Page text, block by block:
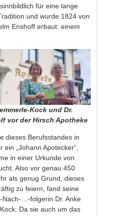
für eine lange
und wurde 1824 von
Enshoff erbaut: einem
Kock und Dr.
vor der Hirsch Apotheke
dieses Berufsstandes in
ein „Johann Apotecker“,
in einer Urkunde von
Also vor genau 450
als genug Grund, dieses
zu feiern, fand seine
Nach-…-folgerin Dr. Anke
Da sie auch um das